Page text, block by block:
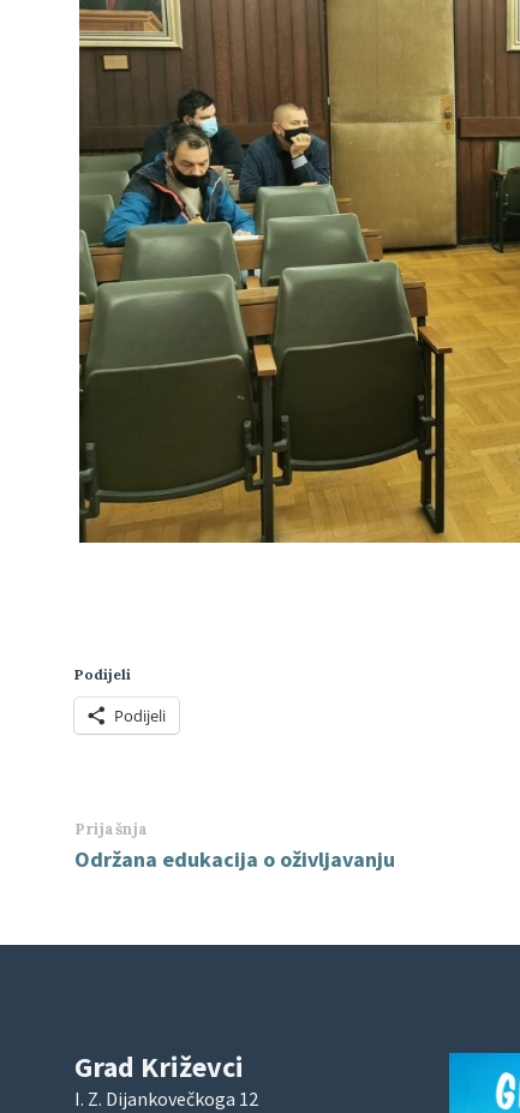
Podijeli
Podijeli
Prijašnja
Održana edukacija o oživljavanju
Grad Križevci
I. Z. Dijankovečkoga 12